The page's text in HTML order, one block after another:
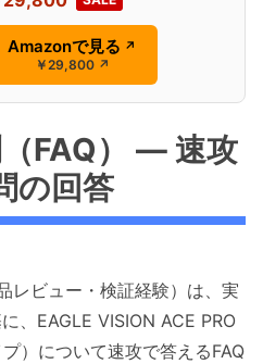
Amazonで見る ↗
￥29,800 ↗
FAQ） — 速攻
の回答
レビュー・検証経験）は、実
、EAGLE VISION ACE PRO
）について速攻で答えるFAQ